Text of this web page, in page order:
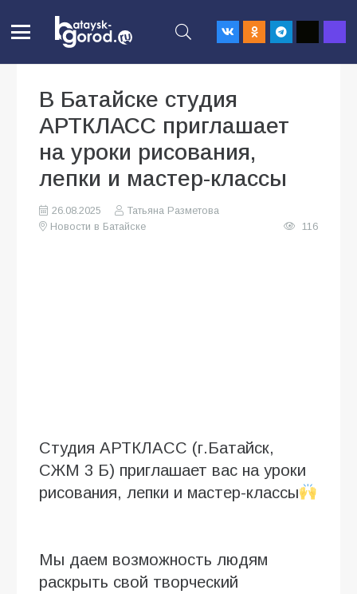
В Батайске студия
АРТКЛАСС приглашает
на уроки рисования,
лепки и мастер-классы
26.08.2025
Татьяна Разметова
Новости в Батайске
116
Студия АРТКЛАСС (г.Батайск,
СЖМ 3 Б) приглашает вас на уроки
рисования, лепки и мастер-классы
Мы даем возможность людям
раскрыть свой творческий